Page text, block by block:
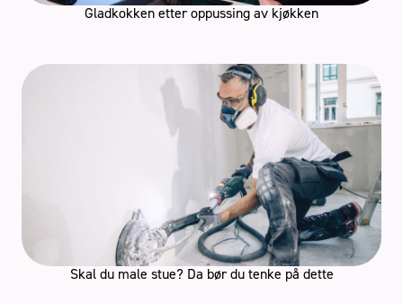
Gladkokken etter oppussing av kjøkken
Skal du male stue? Da bør du tenke på dette